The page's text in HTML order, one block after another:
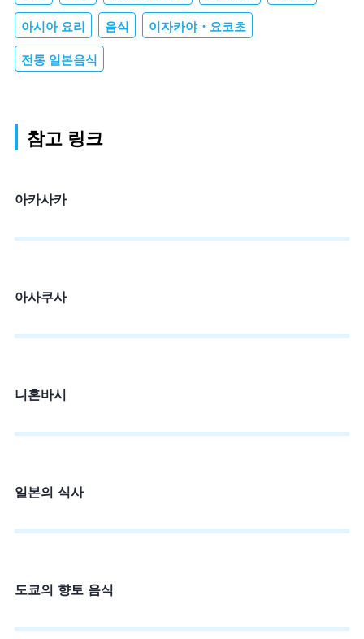
아시아 요리 음식 이자카야・요코초
전통 일본음식
참고 링크
아카사카
아사쿠사
니혼바시
일본의 식사
도쿄의 향토 음식